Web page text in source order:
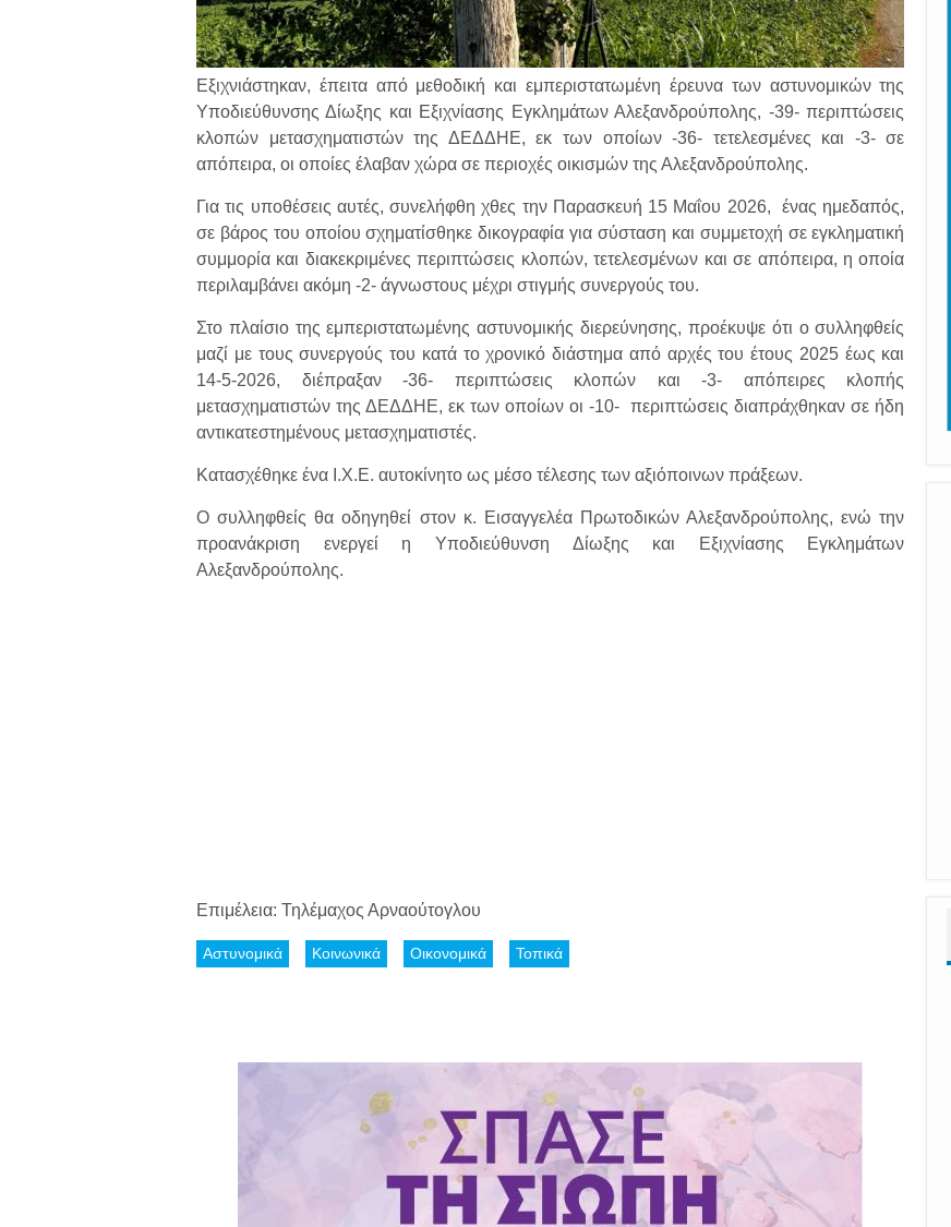
Εξιχνιάστηκαν, έπειτα από μεθοδική και εμπεριστατωμένη έρευνα των αστυνομικών της
Υποδιεύθυνσης Δίωξης και Εξιχνίασης Εγκλημάτων Αλεξανδρούπολης, -39- περιπτώσεις
κλοπών μετασχηματιστών της ΔΕΔΔΗΕ, εκ των οποίων -36- τετελεσμένες και -3- σε
απόπειρα, οι οποίες έλαβαν χώρα σε περιοχές οικισμών της Αλεξανδρούπολης.
Για τις υποθέσεις αυτές, συνελήφθη χθες την Παρασκευή 15 Μαΐου 2026, ένας ημεδαπός,
σε βάρος του οποίου σχηματίσθηκε δικογραφία για σύσταση και συμμετοχή σε εγκληματική
συμμορία και διακεκριμένες περιπτώσεις κλοπών, τετελεσμένων και σε απόπειρα, η οποία
περιλαμβάνει ακόμη -2- άγνωστους μέχρι στιγμής συνεργούς του.
Στο πλαίσιο της εμπεριστατωμένης αστυνομικής διερεύνησης, προέκυψε ότι ο συλληφθείς
μαζί με τους συνεργούς του κατά το χρονικό διάστημα από αρχές του έτους 2025 έως και
14-5-2026, διέπραξαν -36- περιπτώσεις κλοπών και -3- απόπειρες κλοπής
μετασχηματιστών της ΔΕΔΔΗΕ, εκ των οποίων οι -10- περιπτώσεις διαπράχθηκαν σε ήδη
αντικατεστημένους μετασχηματιστές.
Κατασχέθηκε ένα Ι.Χ.Ε. αυτοκίνητο ως μέσο τέλεσης των αξιόποινων πράξεων.
Ο συλληφθείς θα οδηγηθεί στον κ. Εισαγγελέα Πρωτοδικών Αλεξανδρούπολης, ενώ την
προανάκριση ενεργεί η Υποδιεύθυνση Δίωξης και Εξιχνίασης Εγκλημάτων
Αλεξανδρούπολης.
Επιμέλεια: Τηλέμαχος Αρναούτογλου
Αστυνομικά Κοινωνικά Οικονομικά Τοπικά